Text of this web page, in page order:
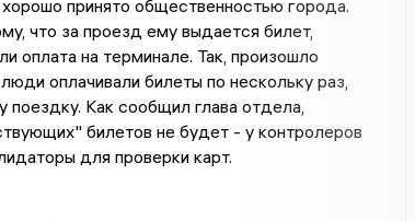
принято общественностью города.
что за проезд ему выдается билет,
оплата на терминале. Так, произошло
оплачивали билеты по нескольку раз,
поездку. Как сообщил глава отдела,
билетов не будет - у контролеров
для проверки карт.